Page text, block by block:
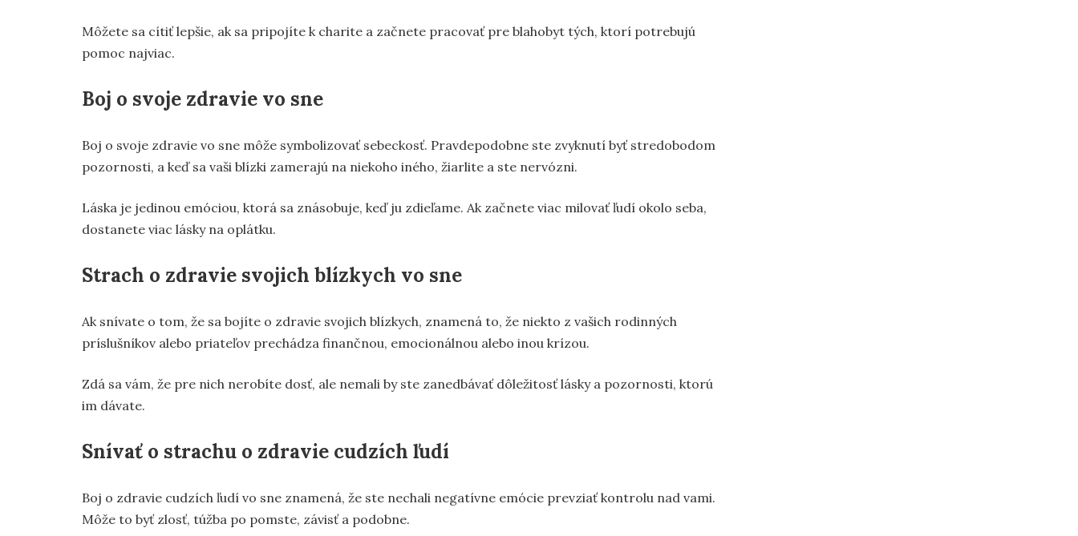
Môžete sa cítiť lepšie, ak sa pripojíte k charite a začnete pracovať pre blahobyt tých, ktorí potrebujú
pomoc najviac.
Boj o svoje zdravie vo sne
Boj o svoje zdravie vo sne môže symbolizovať sebeckosť. Pravdepodobne ste zvyknutí byť stredobodom
pozornosti, a keď sa vaši blízki zamerajú na niekoho iného, žiarlite a ste nervózni.
Láska je jedinou emóciou, ktorá sa znásobuje, keď ju zdieľame. Ak začnete viac milovať ľudí okolo seba,
dostanete viac lásky na oplátku.
Strach o zdravie svojich blízkych vo sne
Ak snívate o tom, že sa bojíte o zdravie svojich blízkych, znamená to, že niekto z vašich rodinných
príslušníkov alebo priateľov prechádza finančnou, emocionálnou alebo inou krízou.
Zdá sa vám, že pre nich nerobíte dosť, ale nemali by ste zanedbávať dôležitosť lásky a pozornosti, ktorú
im dávate.
Snívať o strachu o zdravie cudzích ľudí
Boj o zdravie cudzích ľudí vo sne znamená, že ste nechali negatívne emócie prevziať kontrolu nad vami.
Môže to byť zlosť, túžba po pomste, závisť a podobne.